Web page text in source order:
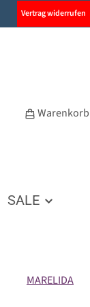
Vertrag widerrufen
Warenkorb
SALE
MARELIDA